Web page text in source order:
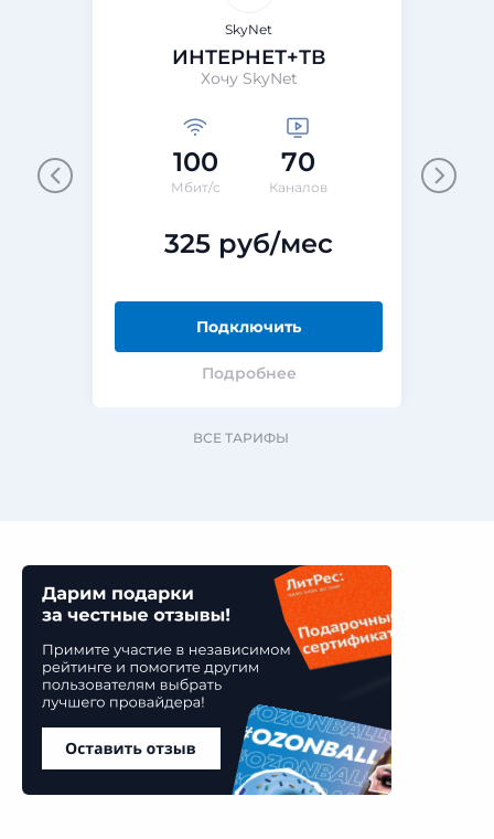
SkyNet
ИНТЕРНЕТ+ТВ
Хочу SkyNet
100
Мбит/с
70
Каналов
325 руб/мес
Подключить
Подробнее
ВСЕ ТАРИФЫ